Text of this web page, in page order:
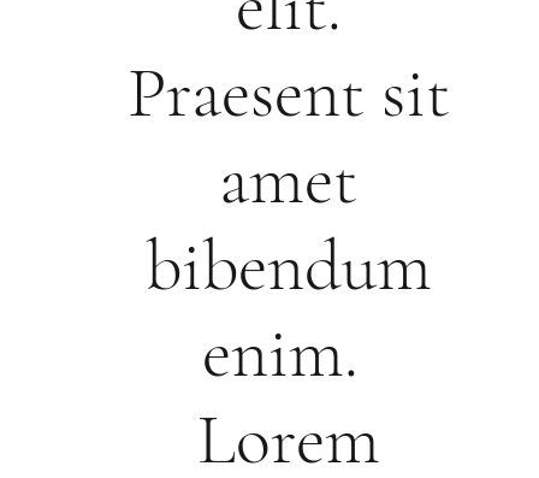
Praesent sit
amet
bibendum
enim.
Lorem